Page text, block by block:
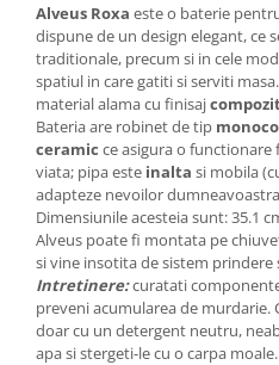
Alveus Roxa este o baterie
dispune de un design elegant, ce
traditionale, precum si in cele
spatiul in care gatiti si serviti
material alama cu finisaj
Bateria are robinet de tip
ceramic ce asigura o
viata; pipa este inalta si mobila
adapteze nevoilor
Dimensiunile acesteia sunt: 35.1
Alveus poate fi montata pe
si vine insotita de sistem
Intretinere:curatati
preveni acumularea de murdarie.
doar cu un detergent neutru,
apa si stergeti-le cu o carpa moale.